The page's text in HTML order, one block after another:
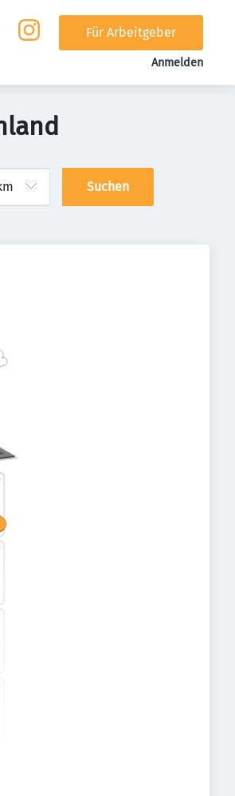
Für Arbeitgeber
Anmelden
Suchen